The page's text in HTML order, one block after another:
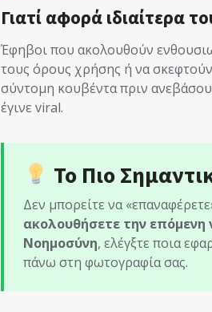
Γιατί αφορά ιδιαίτερα
Έφηβοι που ακολουθούν
τους όρους χρήσης ή να σκεφτούν
σύντομη κουβέντα πριν
έγινε viral.
Το Πιο
Δεν μπορείτε να
ακολουθήσετε την επόμενη
Νοημοσύνη, ελέγξτε ποια
πάνω στη φωτογραφία σας.